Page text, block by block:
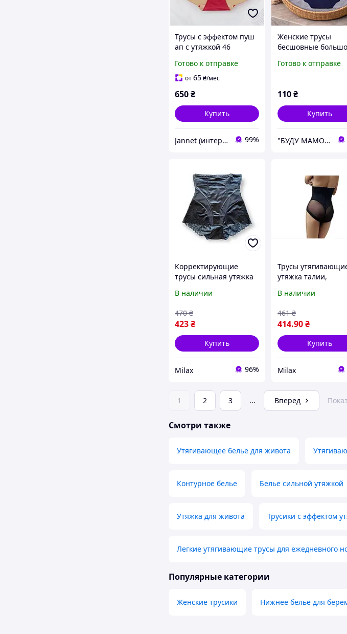
Трусы с эффектом пуш
ап с утяжкой 46
Готово к отправке
от65₴/мес
650₴
Купить
Jannet (интернет-магазин) 99%
Женские трусы
бесшовные
90-100cсм
легкая утяжка
Готово к отправке
110₴
Купить
"БУДУ МАМОЙ" 7000 грн до року Все для новорожденных, Одежда и белье для кормящих, сумки в роддом
Корректирующие
трусы сильная утяжка
В наличии
423₴
470 ₴
Купить
Milax 96%
Трусы
утяжка талии,
утяжка (2111)
В наличии
414.90₴
461 ₴
Купить
Milax
1 2 3 ... Вперед
Смотри также
Утягивающее белье для живота
Контурное белье Белье сильной утяжкой
Утяжка для живота Трусики с эффектом
Легкие утягивающие трусы для ежедневного
Популярные категории
Женские трусики Нижнее белье для